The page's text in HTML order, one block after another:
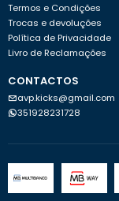
Termos e Condições
Trocas e devoluções
Política de Privacidade
Livro de Reclamações
CONTACTOS
avp.kicks@gmail.com
351928231728